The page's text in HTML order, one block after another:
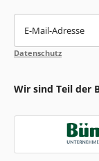
E-Mail-Adresse
Datenschutz
Wir sind Teil der